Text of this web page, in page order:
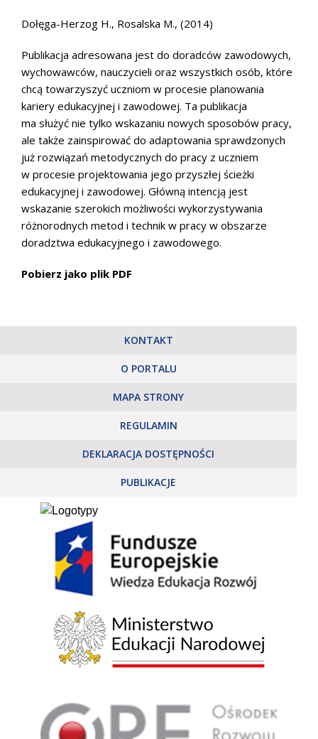
Dołęga-Herzog H., Rosalska M., (2014)
Publikacja adresowana jest do doradców zawodowych,
wychowawców, nauczycieli oraz wszystkich osób, które
chcą towarzyszyć uczniom w procesie planowania
kariery edukacyjnej i zawodowej. Ta publikacja
ma służyć nie tylko wskazaniu nowych sposobów pracy,
ale także zainspirować do adaptowania sprawdzonych
już rozwiązań metodycznych do pracy z uczniem
w procesie projektowania jego przyszłej ścieżki
edukacyjnej i zawodowej. Główną intencją jest
wskazanie szerokich możliwości wykorzystywania
różnorodnych metod i technik w pracy w obszarze
doradztwa edukacyjnego i zawodowego.
Pobierz jako plik PDF
KONTAKT
O PORTALU
MAPA STRONY
REGULAMIN
DEKLARACJA DOSTĘPNOŚCI
PUBLIKACJE